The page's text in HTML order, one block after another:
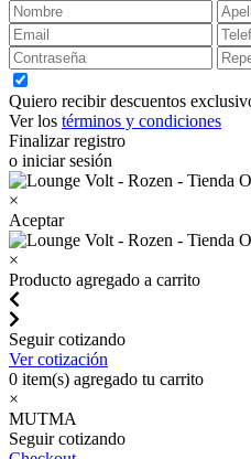
Quiero recibir descuentos
Ver los términos y condiciones
Finalizar registro
o iniciar sesión
×
Aceptar
×
Producto agregado a carrito
Seguir cotizando
Ver cotización
0 item(s) agregado tu carrito
×
MUTMA
Seguir cotizando